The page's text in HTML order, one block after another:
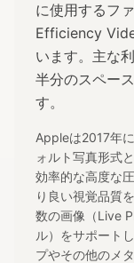
に使用するフ
Efficiency
います。主な
半分のスペー
す。
Appleは2017年
ォルト写真形式
効率的な高度な
り良い視覚品質
数の画像（Live
ル）をサポート
プやその他のメ